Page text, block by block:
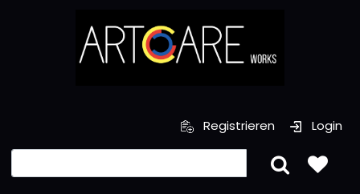
Registrieren Login